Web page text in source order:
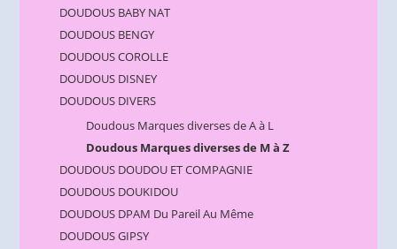
DOUDOUS BABY NAT
DOUDOUS BENGY
DOUDOUS COROLLE
DOUDOUS DISNEY
DOUDOUS DIVERS
Doudous Marques diverses de A à L
Doudous Marques diverses de M à Z
DOUDOUS DOUDOU ET COMPAGNIE
DOUDOUS DOUKIDOU
DOUDOUS DPAM Du Pareil Au Même
DOUDOUS GIPSY